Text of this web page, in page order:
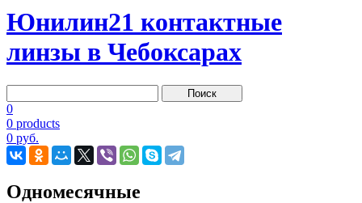
Юнилин21 контактные
линзы в Чебоксарах
0
0 products
0 руб.
Одномесячные